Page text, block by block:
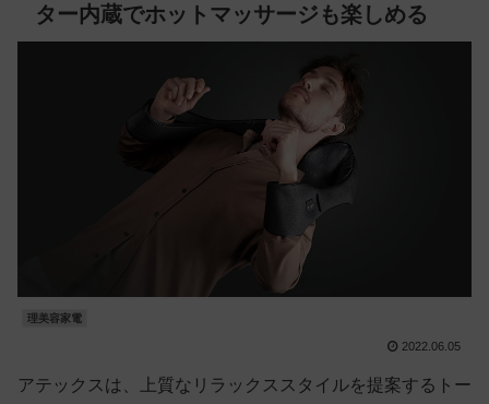
ター内蔵でホットマッサージも楽しめる
理美容家電
2022.06.05
アテックスは、上質なリラックススタイルを提案するトー